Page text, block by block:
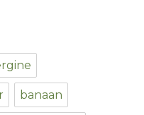
banaan